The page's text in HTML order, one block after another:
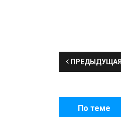
ПРЕДЫДУЩАЯ
По теме